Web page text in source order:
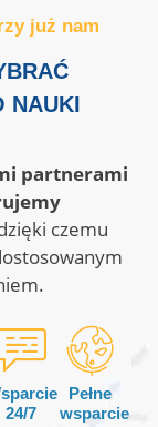
już nam
NAUKI
partnerami
czemu
24/7
Pełne
wsparcie